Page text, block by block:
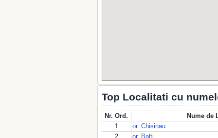
Top Localitati cu
Nr. Ord.
Nume de
1
or. Chisinau
2
or. Balti